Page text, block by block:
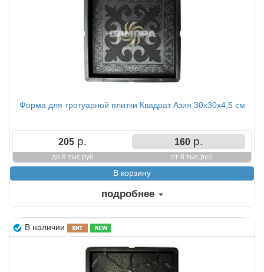
Форма для тротуарной плитки Квадрат Азия 30х30х4,5 см
205 р.
до 8 тыс.руб
160р.
от 8 тыс.руб
подробнее
В наличии